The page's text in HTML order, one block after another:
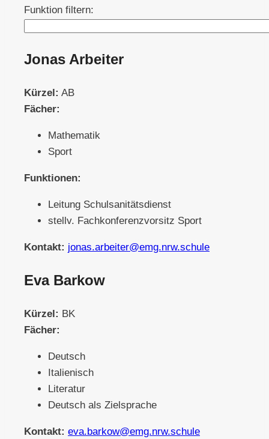
Funktion filtern:
Jonas Arbeiter
Kürzel: AB
Fächer:
Mathematik
Sport
Funktionen:
Leitung Schulsanitätsdienst
stellv. Fachkonferenzvorsitz Sport
Kontakt: jonas.arbeiter@emg.nrw.schule
Eva Barkow
Kürzel: BK
Fächer:
Deutsch
Italienisch
Literatur
Deutsch als Zielsprache
Kontakt: eva.barkow@emg.nrw.schule